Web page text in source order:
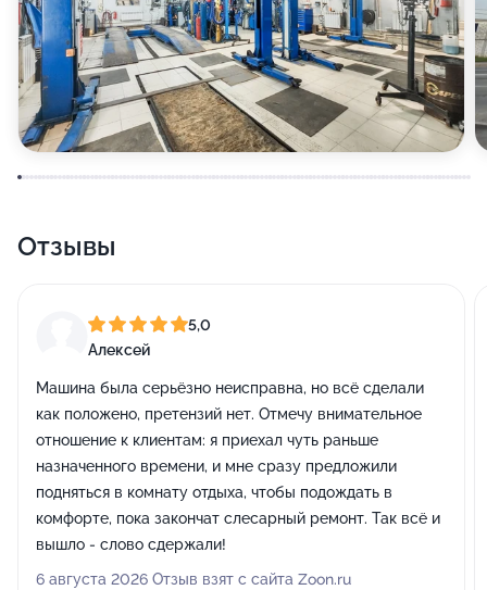
Отзывы
5,0
Алексей
Машина была серьёзно неисправна, но всё сделали
как положено, претензий нет. Отмечу внимательное
отношение к клиентам: я приехал чуть раньше
назначенного времени, и мне сразу предложили
подняться в комнату отдыха, чтобы подождать в
комфорте, пока закончат слесарный ремонт. Так всё и
вышло - слово сдержали!
6 августа 2026 Отзыв взят с сайта Zoon.ru